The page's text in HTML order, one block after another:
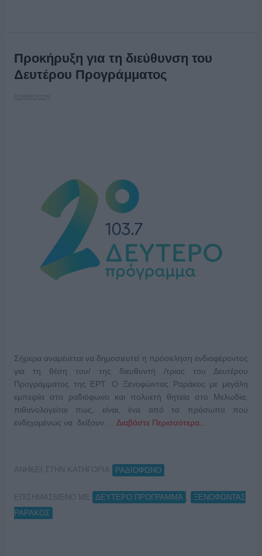
Προκήρυξη για τη διεύθυνση του
Δευτέρου Προγράμματος
02/05/2025
Σήμερα αναμένεται να δημοσιευτεί η πρόσκληση ενδιαφέροντος
για τη θέση του/ της διευθυντή /τριας του Δευτέρου
Προγράμματος της ΕΡΤ. Ο Ξενοφώντας Ραράκος με μεγάλη
εμπειρία στο ραδιόφωνο και πολυετή θητεία στο Μελωδία,
πιθανολογείται πως, είναι, ένα από τα πρόσωπα που
ενδεχομένως να δείξουν … Διαβάστε Περισσότερα...
ΑΝΗΚΕΙ ΣΤΗΝ ΚΑΤΗΓΟΡΙΑ: ΡΑΔΙΟΦΩΝΟ
ΕΠΙΣΗΜΑΣΜΕΝΟ ΜΕ: ΔΕΥΤΕΡΟ ΠΡΟΓΡΑΜΜΑ
ΞΕΝΟΦΩΝΤΑΣ
ΡΑΡΑΚΟΣ